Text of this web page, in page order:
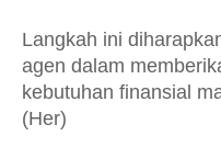
Langkah ini
agen dalam
kebutuhan finansial
(Her)